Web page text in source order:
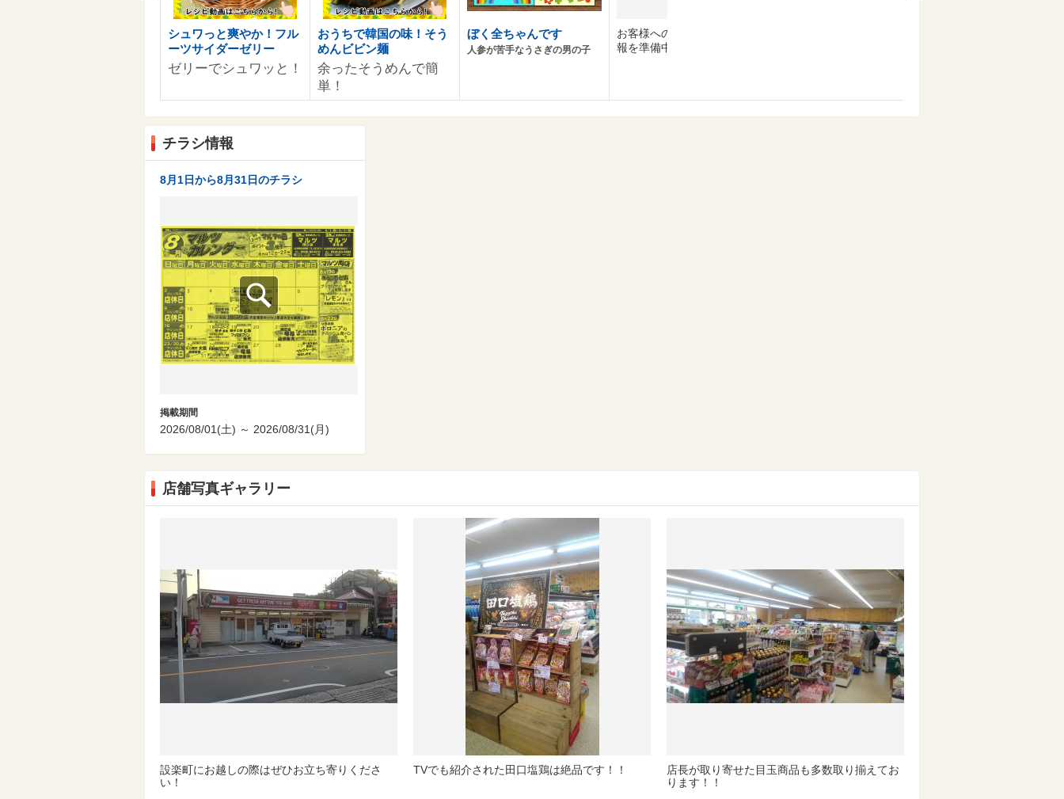
シュワっと爽やか！フル
ーツサイダーゼリー
ゼリーでシュワッと！
おうちで韓国の味！そう
めんビビン麺
余ったそうめんで簡
単！
ぼく全ちゃんです
人参が苦手なうさぎの男の子
お客様へのおすすめ商品情
報を準備中です。
チラシ情報
8月1日から8月31日のチラシ
掲載期間
2026/08/01(土) ～ 2026/08/31(月)
店舗写真ギャラリー
設楽町にお越しの際はぜひお立ち寄りくださ
い！
TVでも紹介された田口塩鶏は絶品です！！
店長が取り寄せた目玉商品も多数取り揃えてお
ります！！